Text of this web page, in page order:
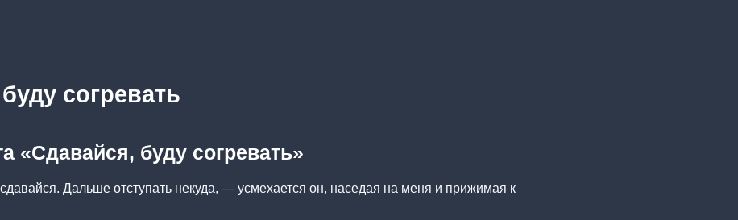
согревать
«Сдавайся, буду согревать»
Дальше отступать некуда, — усмехается он, наседая на меня и прижимая к